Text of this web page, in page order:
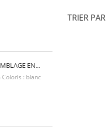
EN...
: blanc
TRIER PAR